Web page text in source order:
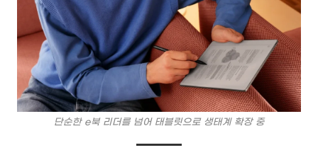
단순한 e북 리더를 넘어 태블릿으로 생태계 확장 중